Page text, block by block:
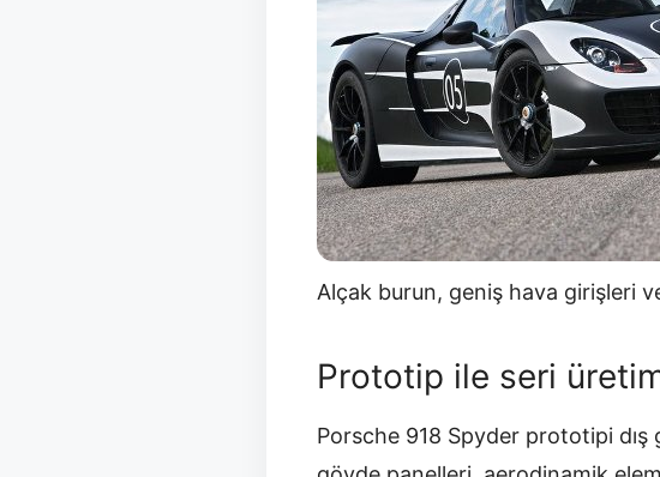
Alçak burun, geniş hava girişleri
Prototip ile seri
Porsche 918 Spyder prototipi dış